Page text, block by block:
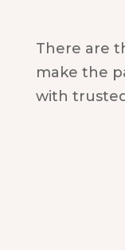
There are
make the
with